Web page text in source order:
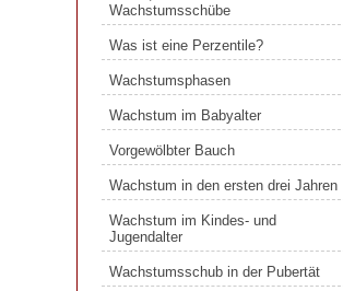
Wachstumsschübe
Was ist eine Perzentile?
Wachstumsphasen
Wachstum im Babyalter
Vorgewölbter Bauch
Wachstum in den ersten drei Jahren
Wachstum im Kindes- und
Jugendalter
Wachstumsschub in der Pubertät
Was ist eine Perzentile?
Wachstumsphasen
Wachstum im Babyalter
Vorgewölbter Bauch
Wachstum in den ersten drei Jahren
Wachstum im Kindes- und
Jugendalter
Wachstumsschub in der Pubertät